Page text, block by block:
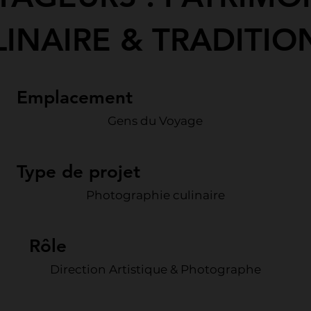
&
Emplacement
Gens du Voyage
Type de projet
Photographie culinaire
Rôle
Direction Artistique & Photographe